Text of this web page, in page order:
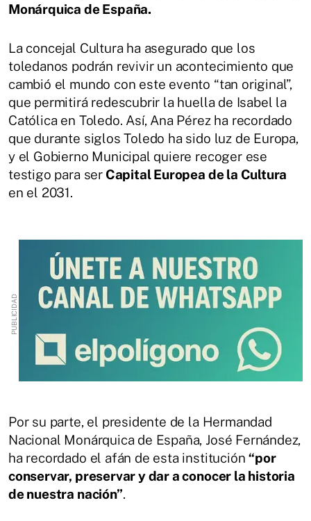
Monárquica de España.
La concejal Cultura ha asegurado que los
toledanos podrán revivir un acontecimiento que
cambió el mundo con este evento “tan original”,
que permitirá redescubrir la huella de Isabel la
Católica en Toledo. Así, Ana Pérez ha recordado
que durante siglos Toledo ha sido luz de Europa,
y el Gobierno Municipal quiere recoger ese
testigo para serCapital Europea de la Cultura
en el 2031.
Por su parte, el presidente de la Hermandad
Nacional Monárquica de España, José Fernández,
ha recordado el afán de esta institución“por
conservar, preservar y dar a conocer la historia
de nuestra nación”.